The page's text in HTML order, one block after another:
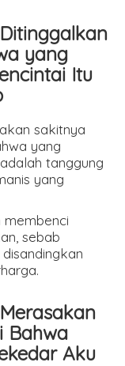
yang
Itu
sakitnya
yang
tanggung
yang
membenci
sebab
Bahwa
Aku